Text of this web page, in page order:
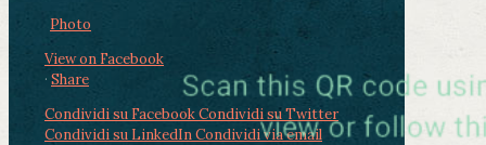
Photo
View on Facebook
· Share
Condividi su FacebookCondividi su Twitter
Condividi su LinkedInCondividi via email